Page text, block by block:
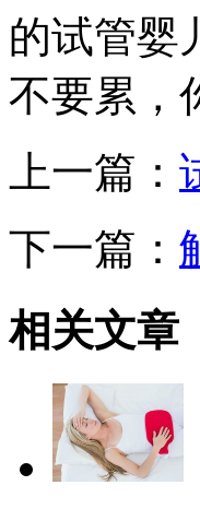
的试管婴
不要累，
上一篇：
下一篇：
相关文章